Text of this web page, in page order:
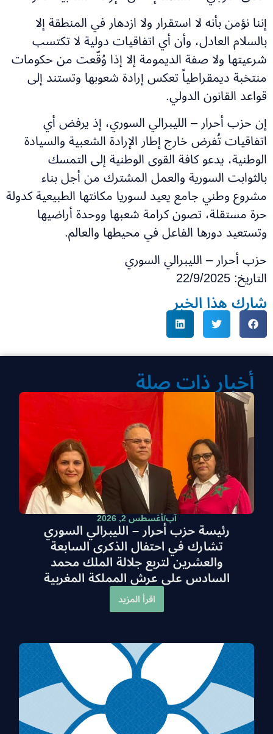
إننا نؤمن بأنه لا استقرار ولا ازدهار في المنطقة إلا
بالسلام العادل، وأن أي اتفاقيات دولية لا تكتسب
شرعيتها ولا صفة الديمومة إلا إذا وُقّعت من حكومات
منتخبة ديمقراطياً تعكس إرادة شعوبها وتستند إلى
قواعد القانون الدولي.
إن حزب أحرار – الليبرالي السوري، إذ يرفض أي
اتفاقيات تُفرض خارج إطار الإرادة الشعبية والسيادة
الوطنية، يدعو كافة القوى الوطنية إلى التمسك
بالثوابت السورية والعمل المشترك من أجل بناء
مشروع وطني جامع يعيد لسوريا مكانتها الطبيعية كدولة
حرة مستقلة، تصون كرامة شعبها ووحدة أراضيها
وتستعيد دورها الفاعل في محيطها والعالم.
حزب أحرار – الليبرالي السوري
التاريخ: 22/9/2025
شارك هذا الخبر
أخبار ذات صلة
آب/أغسطس 2, 2026
رئيسة حزب أحرار – الليبرالي السوري
تشارك في احتفال الذكرى السابعة
والعشرين لتربع جلالة الملك محمد
السادس على عرش المملكة المغربية
اقرأ المزيد